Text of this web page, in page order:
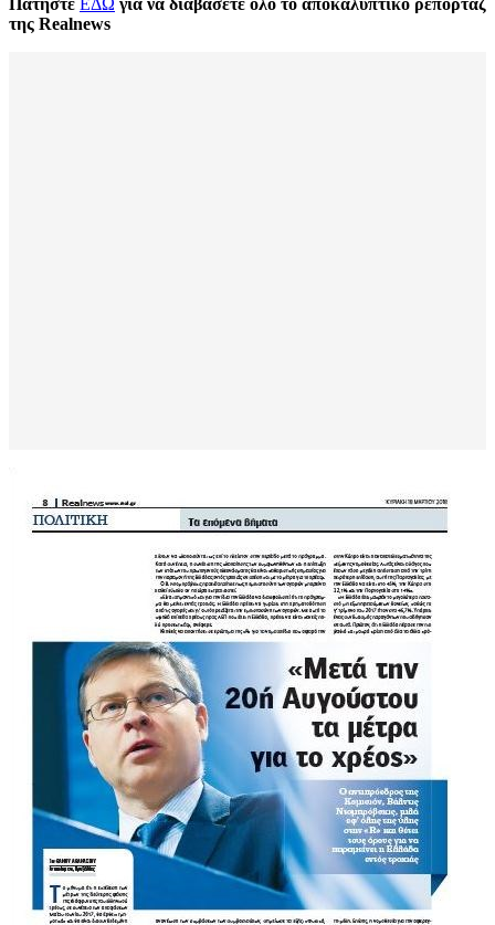
Πατήστε ΕΔΩ για να διαβάσετε όλο το αποκαλυπτικό ρεπορτάζ
της Realnews